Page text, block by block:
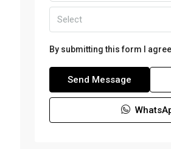
Select
By submitting this form I
Send Message